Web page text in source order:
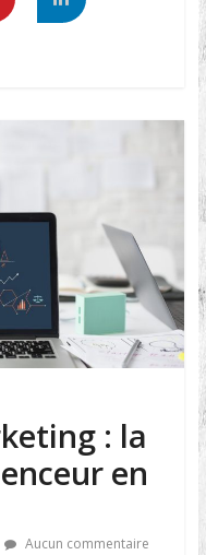
: la
en
Aucun commentaire